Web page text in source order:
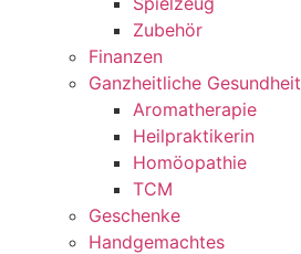
Zubehör
Finanzen
Ganzheitliche Gesundheit
Aromatherapie
Heilpraktikerin
Homöopathie
TCM
Geschenke
Handgemachtes